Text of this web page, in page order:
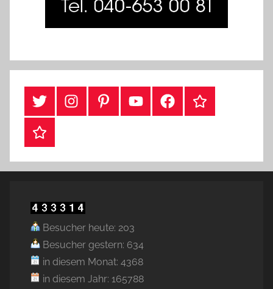
Twitter InstragramPinterestYouTubeFacebookTikTok
Webshop
Besucher heute: 203
Besucher gestern: 634
in diesem Monat: 4368
in diesem Jahr: 165788